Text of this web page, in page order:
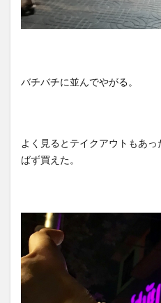
バチバチに並んでやがる。
よく見るとテイクアウトもあ
ばず買えた。